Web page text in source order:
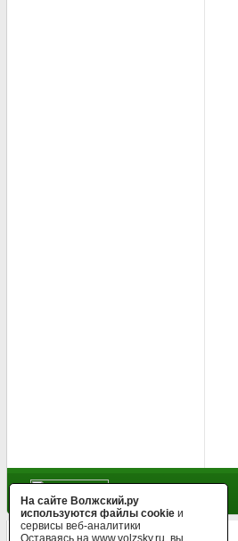
На сайте Волжский.ру
используются файлы cookie и
сервисы веб-аналитики
Оставаясь на www.volzsky.ru, вы